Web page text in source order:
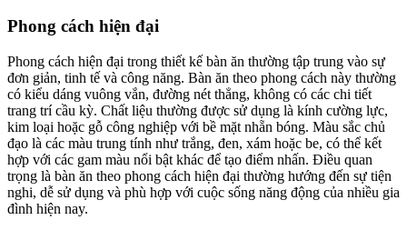
Phong cách hiện đại
Phong cách hiện đại trong thiết kế bàn ăn thường tập trung vào sự
đơn giản, tinh tế và công năng. Bàn ăn theo phong cách này thường
có kiểu dáng vuông vắn, đường nét thẳng, không có các chi tiết
trang trí cầu kỳ. Chất liệu thường được sử dụng là kính cường lực,
kim loại hoặc gỗ công nghiệp với bề mặt nhẵn bóng. Màu sắc chủ
đạo là các màu trung tính như trắng, đen, xám hoặc be, có thể kết
hợp với các gam màu nổi bật khác để tạo điểm nhấn. Điều quan
trọng là bàn ăn theo phong cách hiện đại thường hướng đến sự tiện
nghi, dễ sử dụng và phù hợp với cuộc sống năng động của nhiều gia
đình hiện nay.